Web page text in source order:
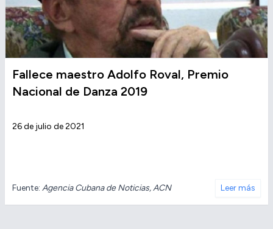
Fallece maestro Adolfo Roval, Premio
Nacional de Danza 2019
26 de julio de 2021
Fuente: Agencia Cubana de Noticias, ACN Leer más